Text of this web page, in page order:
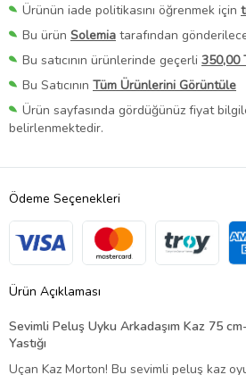
Ürünün iade politikasını öğrenmek için
Bu ürün Solemia tarafından
Bu satıcının ürünlerinde geçerli 350,00
Bu Satıcının Tüm Ürünlerini Görüntüle
Ürün sayfasında gördüğünüz fiyat
belirlenmektedir.
Ödeme Seçenekleri
Ürün Açıklaması
Sevimli Peluş Uyku Arkadaşım Kaz 75
Yastığı
Uçan Kaz Morton! Bu sevimli peluş kaz